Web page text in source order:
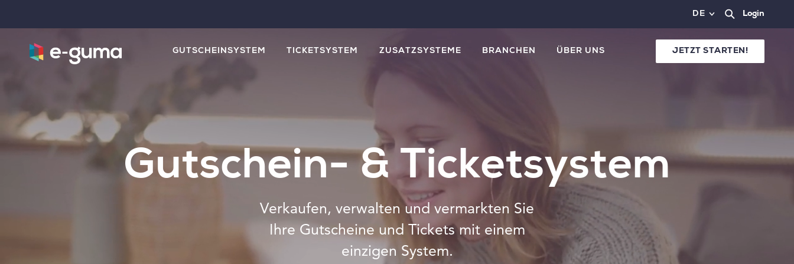
DE Login
GUTSCHEINSYSTEM TICKETSYSTEM ZUSATZSYSTEME BRANCHEN ÜBER UNS JETZT STARTEN!
Gutschein- & Ticketsystem
Verkaufen, verwalten und vermarkten Sie
Ihre Gutscheine und Tickets mit einem
einzigen System.